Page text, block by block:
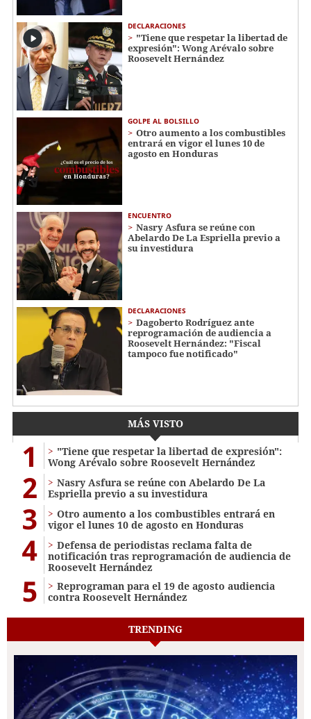
DECLARACIONES
"Tiene que respetar la libertad de
expresión": Wong Arévalo sobre
Roosevelt Hernández
GOLPE AL BOLSILLO
Otro aumento a los combustibles
entrará en vigor el lunes 10 de
agosto en Honduras
ENCUENTRO
Nasry Asfura se reúne con
Abelardo De La Espriella previo a
su investidura
DECLARACIONES
Dagoberto Rodríguez ante
reprogramación de audiencia a
Roosevelt Hernández: "Fiscal
tampoco fue notificado"
MÁS VISTO
1
"Tiene que respetar la libertad de expresión":
Wong Arévalo sobre Roosevelt Hernández
2
Nasry Asfura se reúne con Abelardo De La
Espriella previo a su investidura
3
Otro aumento a los combustibles entrará en
vigor el lunes 10 de agosto en Honduras
4
Defensa de periodistas reclama falta de
notificación tras reprogramación de audiencia de
Roosevelt Hernández
5
Reprograman para el 19 de agosto audiencia
contra Roosevelt Hernández
TRENDING